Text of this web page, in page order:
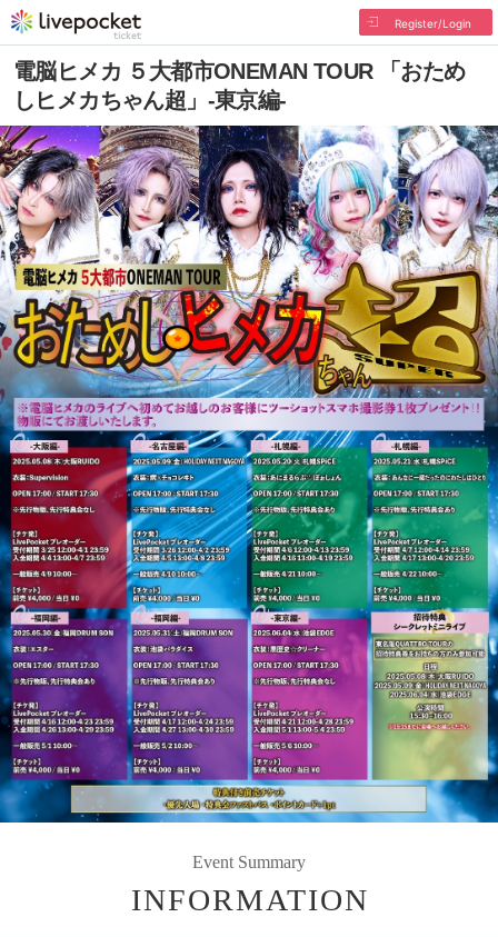
Register/Login
電脳ヒメカ ５大都市ONEMAN TOUR 「おため
しヒメカちゃん超」-東京編-
Event Summary
INFORMATION